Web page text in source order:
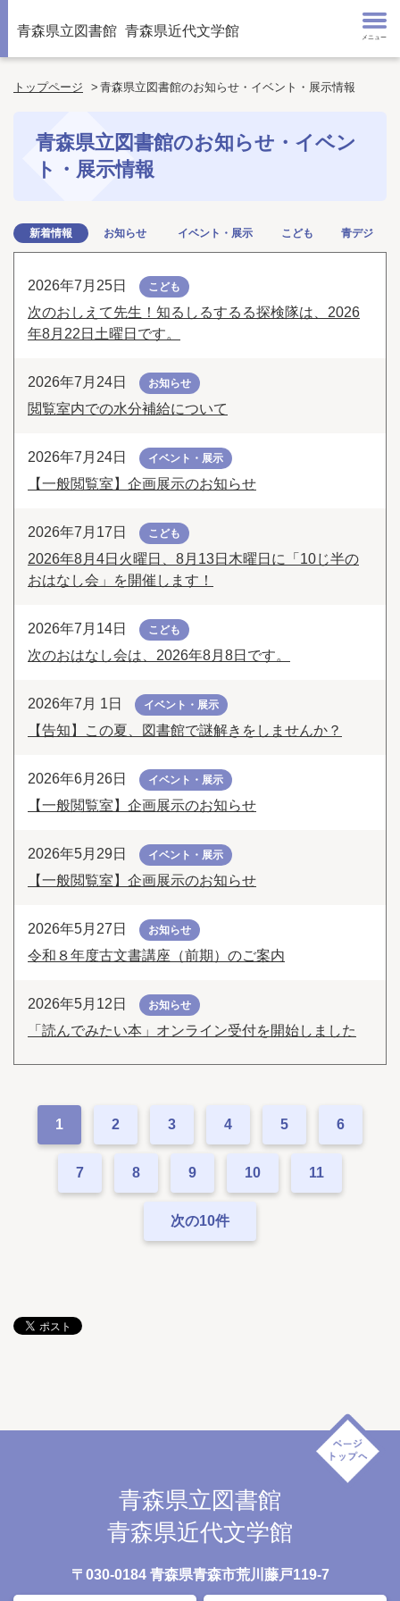
青森県立図書館 青森県近代文学館 メニュー
トップページ 青森県立図書館のお知らせ・イベント・展示情報
青森県立図書館のお知らせ・イベン
ト・展示情報
新着情報 お知らせ イベント・展示 こども 青デジ
2026年7月25日 こども
次のおしえて先生！知るしるするる探検隊は、2026
年8月22日土曜日です。
2026年7月24日 お知らせ
閲覧室内での水分補給について
2026年7月24日 イベント・展示
【一般閲覧室】企画展示のお知らせ
2026年7月17日 こども
2026年8月4日火曜日、8月13日木曜日に「10じ半の
おはなし会」を開催します！
2026年7月14日 こども
次のおはなし会は、2026年8月8日です。
2026年7月 1日 イベント・展示
【告知】この夏、図書館で謎解きをしませんか？
2026年6月26日 イベント・展示
【一般閲覧室】企画展示のお知らせ
2026年5月29日 イベント・展示
【一般閲覧室】企画展示のお知らせ
2026年5月27日 お知らせ
令和８年度古文書講座（前期）のご案内
2026年5月12日 お知らせ
「読んでみたい本」オンライン受付を開始しました
1 2 3 4 5 6
7 8 9 10 11
次の10件
青森県立図書館
青森県近代文学館
〒030-0184 青森県青森市荒川藤戸119-7